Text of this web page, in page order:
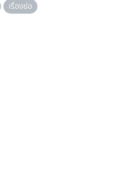
เรื่องย่อ